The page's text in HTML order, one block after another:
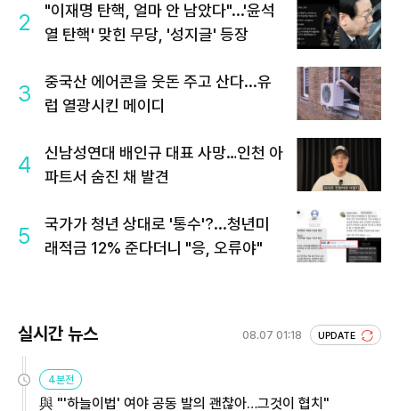
2
"이재명 탄핵, 얼마 안 남았다"...'윤석
열 탄핵' 맞힌 무당, '성지글' 등장
3
중국산 에어콘을 웃돈 주고 산다...유
럽 열광시킨 메이디
4
신남성연대 배인규 대표 사망…인천 아
파트서 숨진 채 발견
5
국가가 청년 상대로 '통수'?...청년미
래적금 12% 준다더니 "응, 오류야"
실시간 뉴스 08.07 01:18 UPDATE
4분전
與 "'하늘이법' 여야 공동 발의 괜찮아…그것이 협치"